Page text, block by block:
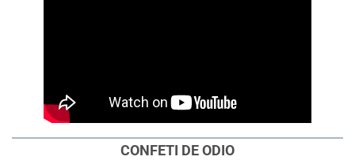
CONFETI DE ODIO